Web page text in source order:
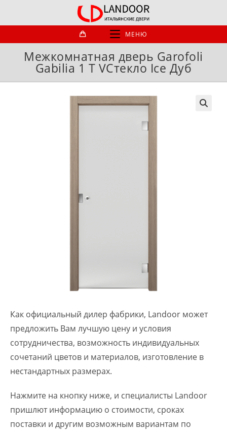
МЕНЮ
Межкомнатная дверь Garofoli
Gabilia 1 T VСтекло Ice Дуб
Как официальный дилер фабрики, Landoor может
предложить Вам лучшую цену и условия
сотрудничества, возможность индивидуальных
сочетаний цветов и материалов, изготовление в
нестандартных размерах.
Нажмите на кнопку ниже, и специалисты Landoor
пришлют информацию о стоимости, сроках
поставки и другим возможным вариантам по